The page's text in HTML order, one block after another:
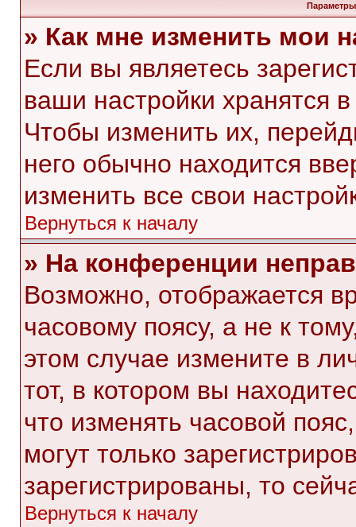
Параметры
» Как мне изменить мои
Если вы являетесь
ваши настройки хранятся
Чтобы изменить их,
него обычно находится
изменить все свои
Вернуться к началу
» На конференции
Возможно, отображается
часовому поясу, а не к
этом случае измените в
тот, в котором вы
что изменять часовой
могут только
зарегистрированы, то
Вернуться к началу